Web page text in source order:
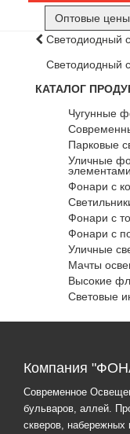
Оптовые цены
Светодиодный
Светодиодный
КАТАЛОГ
Чугунные
Парковые
Уличные
Фонари с
Фонари с
Фонари с
Уличные
Мачты
Высокие
Световые
Компания
Современное
бульваров, аллей.
скверов, набережных